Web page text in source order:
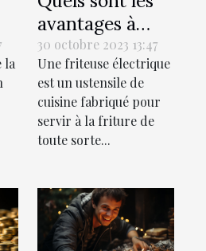
la
avantages à
utiliser une
friteuse
électrique ?
30 octobre 2023 13:47
Une friteuse électrique
est un ustensile de
cuisine fabriqué pour
servir à la friture de
toute sorte...